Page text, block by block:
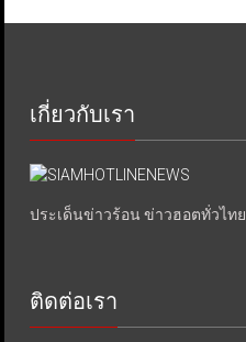
เกี่ยวกับเรา
ประเด็นข่าวร้อน ข่าวฮอตทั่วไทย.
ติดต่อเรา